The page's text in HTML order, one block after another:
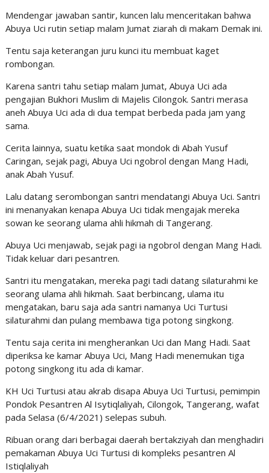
Mendengar jawaban santir, kuncen lalu menceritakan bahwa
Abuya Uci rutin setiap malam Jumat ziarah di makam Demak ini.
Tentu saja keterangan juru kunci itu membuat kaget
rombongan.
Karena santri tahu setiap malam Jumat, Abuya Uci ada
pengajian Bukhori Muslim di Majelis Cilongok. Santri merasa
aneh Abuya Uci ada di dua tempat berbeda pada jam yang
sama.
Cerita lainnya, suatu ketika saat mondok di Abah Yusuf
Caringan, sejak pagi, Abuya Uci ngobrol dengan Mang Hadi,
anak Abah Yusuf.
Lalu datang serombongan santri mendatangi Abuya Uci. Santri
ini menanyakan kenapa Abuya Uci tidak mengajak mereka
sowan ke seorang ulama ahli hikmah di Tangerang.
Abuya Uci menjawab, sejak pagi ia ngobrol dengan Mang Hadi.
Tidak keluar dari pesantren.
Santri itu mengatakan, mereka pagi tadi datang silaturahmi ke
seorang ulama ahli hikmah. Saat berbincang, ulama itu
mengatakan, baru saja ada santri namanya Uci Turtusi
silaturahmi dan pulang membawa tiga potong singkong.
Tentu saja cerita ini mengherankan Uci dan Mang Hadi. Saat
diperiksa ke kamar Abuya Uci, Mang Hadi menemukan tiga
potong singkong itu ada di kamar.
KH Uci Turtusi atau akrab disapa Abuya Uci Turtusi, pemimpin
Pondok Pesantren Al Isytiqlaliyah, Cilongok, Tangerang, wafat
pada Selasa (6/4/2021) selepas subuh.
Ribuan orang dari berbagai daerah bertakziyah dan menghadiri
pemakaman Abuya Uci Turtusi di kompleks pesantren Al
Istiqlaliyah